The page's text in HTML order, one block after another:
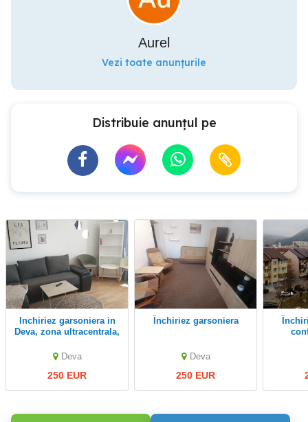
Aurel
Vezi toate anunțurile
Distribuie anunțul pe
Inchiriez garsoniera in
Deva, zona ultracentrala,
Centrala), etaj 6, cu lift,
Deva
250 EUR
Închiriez garsoniera
Deva
250 EUR
Închiriez garsoniera